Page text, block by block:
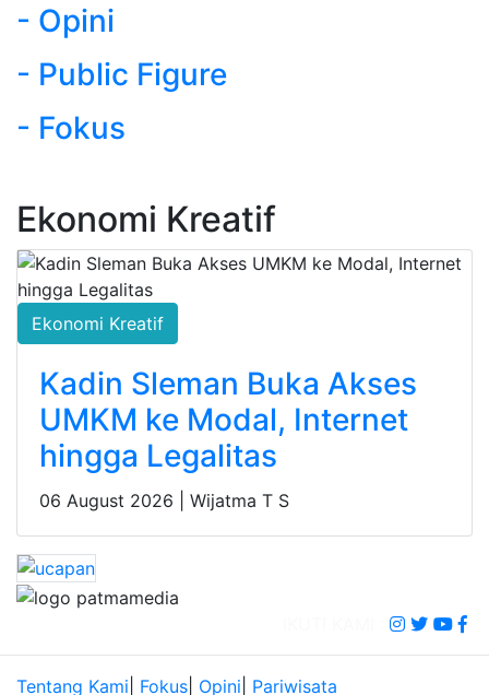
- Opini
- Public Figure
- Fokus
Ekonomi Kreatif
Ekonomi Kreatif
Kadin Sleman Buka Akses
UMKM ke Modal, Internet
hingga Legalitas
06 August 2026 | Wijatma T S
Tentang Kami Fokus Opini Pariwisata